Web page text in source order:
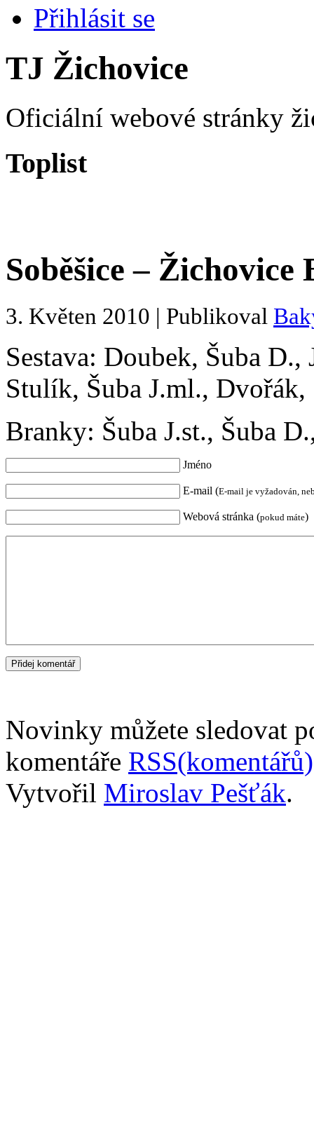
Přihlásit se
TJ Žichovice
Oficiální webové stránky
Toplist
Soběšice – Žichovice
3. Květen 2010 | Publikoval
Sestava: Doubek, Šuba D.,
Stulík, Šuba J.ml., Dvořák,
Branky: Šuba J.st., Šuba
Jméno
E-mail (E-mail je vyžadován,
Webová stránka (pokud máte)
Novinky můžete sledovat
komentáře RSS(komentářů)
Vytvořil Miroslav Pešťák.